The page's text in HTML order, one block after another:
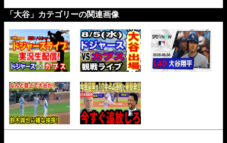
「大谷」カテゴリーの関連画像